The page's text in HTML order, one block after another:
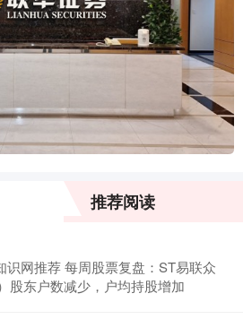
推荐阅读
识网推荐 每周股票复盘：ST易联众
股东户数减少，户均持股增加